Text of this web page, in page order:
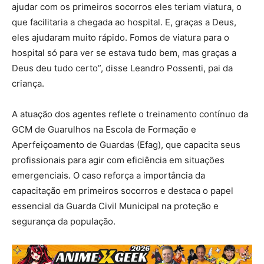
ajudar com os primeiros socorros eles teriam viatura, o
que facilitaria a chegada ao hospital. E, graças a Deus,
eles ajudaram muito rápido. Fomos de viatura para o
hospital só para ver se estava tudo bem, mas graças a
Deus deu tudo certo”, disse Leandro Possenti, pai da
criança.
A atuação dos agentes reflete o treinamento contínuo da
GCM de Guarulhos na Escola de Formação e
Aperfeiçoamento de Guardas (Efag), que capacita seus
profissionais para agir com eficiência em situações
emergenciais. O caso reforça a importância da
capacitação em primeiros socorros e destaca o papel
essencial da Guarda Civil Municipal na proteção e
segurança da população.